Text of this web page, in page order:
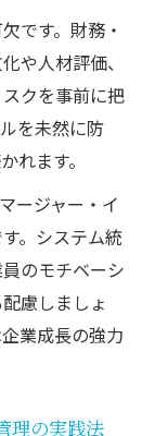
獲得の重要
鍵となるの
は
課題と対応
と統合戦略
応と調整力
M&Aの知
です。財務・
や人材評価、
クを事前に把
を未然に防
れます。
ージャー・イ
。システム統
のモチベーシ
慮しましょ
業成長の強力
理の実践法